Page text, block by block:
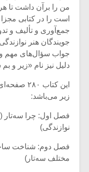
من را برآن داشت تا
است را در کتابی
جمع‌آوری و تألیف و
جویندگان هنر
جواب سؤال‌های مهم و
دلیل نیز نام «زیر و
زیر می‌باشد:
فصل اول: چرا سه‌تار
نوازندگی)
فصل دوم: شناخت
مختلف سه‌تار)
متن